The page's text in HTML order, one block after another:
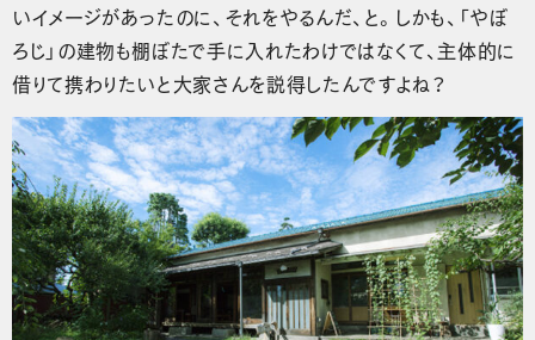
いイメージがあったのに、それをやるんだ、と。しかも、「やぼ
ろじ」の建物も棚ぼたで手に入れたわけではなくて、主体的に
借りて携わりたいと大家さんを説得したんですよね？